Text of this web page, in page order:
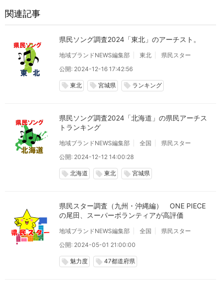
関連記事
県民ソング調査2024「東北」のアーチスト。
地域ブランドNEWS編集部 東北
県民スター
公開: 2024-12-16 17:42:56
local_offer 東北 local_offer 宮城県 local_offer ランキング
県民ソング調査2024「北海道」の県民アーチス
トランキング
地域ブランドNEWS編集部 全国
県民スター
公開: 2024-12-12 14:00:28
local_offer 北海道 local_offer 東北 local_offer 宮城県
県民スター調査（九州・沖縄編） ONE PIECE
の尾田、スーパーボランティアが高評価
地域ブランドNEWS編集部 全国
県民スター
公開: 2024-05-01 21:00:00
local_offer 魅力度 local_offer 47都道府県